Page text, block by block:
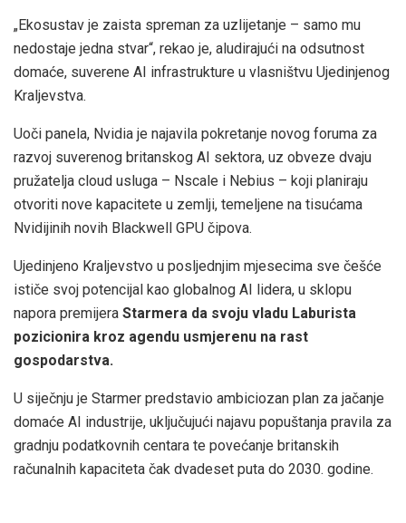
„Ekosustav je zaista spreman za uzlijetanje – samo mu
nedostaje jedna stvar“, rekao je, aludirajući na odsutnost
domaće, suverene AI infrastrukture u vlasništvu Ujedinjenog
Kraljevstva.
Uoči panela, Nvidia je najavila pokretanje novog foruma za
razvoj suverenog britanskog AI sektora, uz obveze dvaju
pružatelja cloud usluga – Nscale i Nebius – koji planiraju
otvoriti nove kapacitete u zemlji, temeljene na tisućama
Nvidijinih novih Blackwell GPU čipova.
Ujedinjeno Kraljevstvo u posljednjim mjesecima sve češće
ističe svoj potencijal kao globalnog AI lidera, u sklopu
napora premijera Starmera da svoju vladu Laburista
pozicionira kroz agendu usmjerenu na rast
gospodarstva.
U siječnju je Starmer predstavio ambiciozan plan za jačanje
domaće AI industrije, uključujući najavu popuštanja pravila za
gradnju podatkovnih centara te povećanje britanskih
računalnih kapaciteta čak dvadeset puta do 2030. godine.